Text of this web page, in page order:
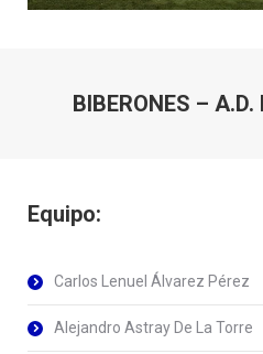
BIBERONES –
Equipo:
Carlos Lenuel Álvarez Pérez
Alejandro Astray De La Torre